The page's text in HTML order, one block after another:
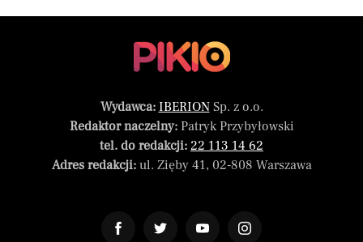
Wydawca: IBERIONSp. z o.o.
Redaktor naczelny:Patryk Przybyłowski
tel. do redakcji: 22 113 14 62
Adres redakcji:ul. Zięby 41, 02-808 Warszawa